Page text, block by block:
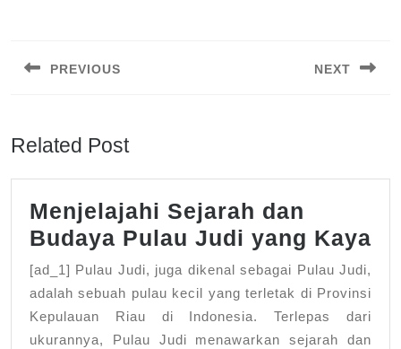
PREVIOUS NEXT
Related Post
Menjelajahi Sejarah dan
Budaya Pulau Judi yang Kaya
[ad_1] Pulau Judi, juga dikenal sebagai Pulau Judi,
adalah sebuah pulau kecil yang terletak di Provinsi
Kepulauan Riau di Indonesia. Terlepas dari
ukurannya, Pulau Judi menawarkan sejarah dan